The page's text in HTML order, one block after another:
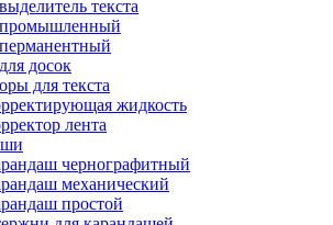
текста
досок
для текста
жидкость
лента
чернографитный
механический
простой